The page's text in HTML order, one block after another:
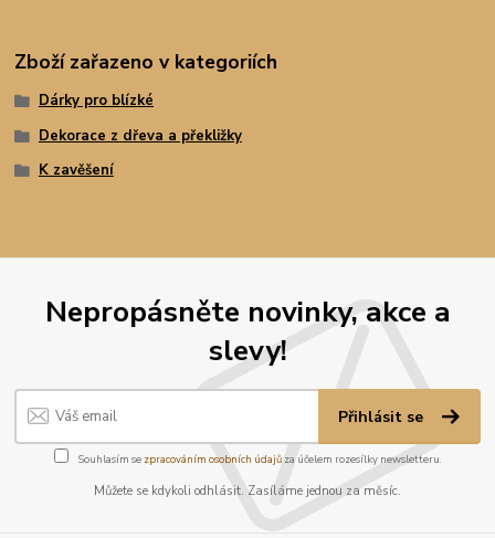
Zboží zařazeno v kategoriích
Dárky pro blízké
Dekorace z dřeva a překližky
K zavěšení
Nepropásněte novinky, akce a
slevy!
Přihlásit se
Souhlasím se zpracováním osobních údajůza účelem rozesílky newsletteru.
Můžete se kdykoli odhlásit. Zasíláme jednou za měsíc.